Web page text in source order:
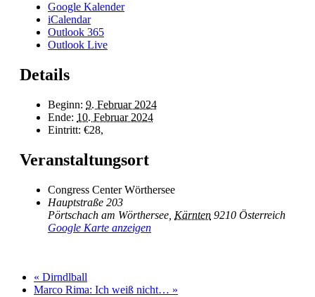
Google Kalender
iCalendar
Outlook 365
Outlook Live
Details
Beginn: 9. Februar 2024
Ende: 10. Februar 2024
Eintritt: €28,
Veranstaltungsort
Congress Center Wörthersee
Hauptstraße 203
Pörtschach am Wörthersee Kärnten 9210 Österreich
Google Karte anzeigen
« Dirndlball
Marco Rima: Ich weiß nicht… »